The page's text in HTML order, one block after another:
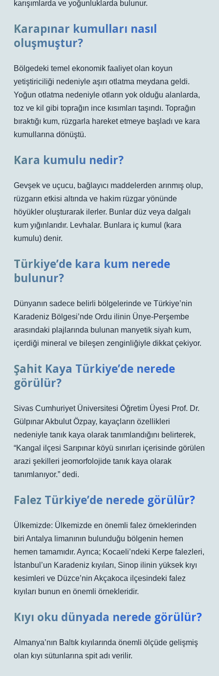
karışımlarda ve yoğunluklarda bulunur.
Karapınar kumulları nasıl
oluşmuştur?
Bölgedeki temel ekonomik faaliyet olan koyun
yetiştiriciliği nedeniyle aşırı otlatma meydana geldi.
Yoğun otlatma nedeniyle otların yok olduğu alanlarda,
toz ve kil gibi toprağın ince kısımları taşındı. Toprağın
bıraktığı kum, rüzgarla hareket etmeye başladı ve kara
kumullarına dönüştü.
Kara kumulu nedir?
Gevşek ve uçucu, bağlayıcı maddelerden arınmış olup,
rüzgarın etkisi altında ve hakim rüzgar yönünde
höyükler oluşturarak ilerler. Bunlar düz veya dalgalı
kum yığınlarıdır. Levhalar. Bunlara iç kumul (kara
kumulu) denir.
Türkiye’de kara kum nerede
bulunur?
Dünyanın sadece belirli bölgelerinde ve Türkiye’nin
Karadeniz Bölgesi’nde Ordu ilinin Ünye-Perşembe
arasındaki plajlarında bulunan manyetik siyah kum,
içerdiği mineral ve bileşen zenginliğiyle dikkat çekiyor.
Şahit Kaya Türkiye’de nerede
görülür?
Sivas Cumhuriyet Üniversitesi Öğretim Üyesi Prof. Dr.
Gülpınar Akbulut Özpay, kayaçların özellikleri
nedeniyle tanık kaya olarak tanımlandığını belirterek,
“Kangal ilçesi Sarıpınar köyü sınırları içerisinde görülen
arazi şekilleri jeomorfolojide tanık kaya olarak
tanımlanıyor.” dedi.
Falez Türkiye’de nerede görülür?
Ülkemizde: Ülkemizde en önemli falez örneklerinden
biri Antalya limanının bulunduğu bölgenin hemen
hemen tamamıdır. Ayrıca; Kocaeli’ndeki Kerpe falezleri,
İstanbul’un Karadeniz kıyıları, Sinop ilinin yüksek kıyı
kesimleri ve Düzce’nin Akçakoca ilçesindeki falez
kıyıları bunun en önemli örnekleridir.
Kıyı oku dünyada nerede görülür?
Almanya’nın Baltık kıyılarında önemli ölçüde gelişmiş
olan kıyı sütunlarına spit adı verilir.